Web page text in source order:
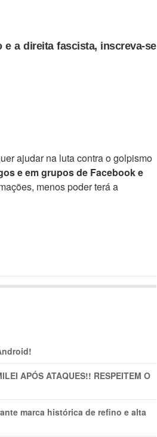
a direita fascista, inscreva-se
ajudar na luta contra o golpismo
e em grupos de Facebook e
menos poder terá a
APÓS ATAQUES!! RESPEITEM O
marca histórica de refino e alta